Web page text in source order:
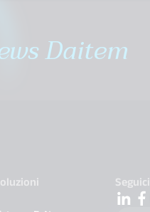
Daitem
Seguici